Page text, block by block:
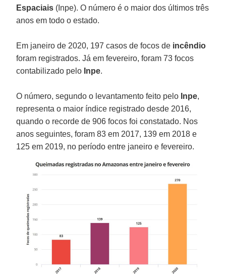
Espaciais (Inpe). O número é o maior dos últimos três
anos em todo o estado.
Em janeiro de 2020, 197 casos de focos de incêndio
foram registrados. Já em fevereiro, foram 73 focos
contabilizado pelo Inpe.
O número, segundo o levantamento feito pelo Inpe,
representa o maior índice registrado desde 2016,
quando o recorde de 906 focos foi constatado. Nos
anos seguintes, foram 83 em 2017, 139 em 2018 e
125 em 2019, no período entre janeiro e fevereiro.